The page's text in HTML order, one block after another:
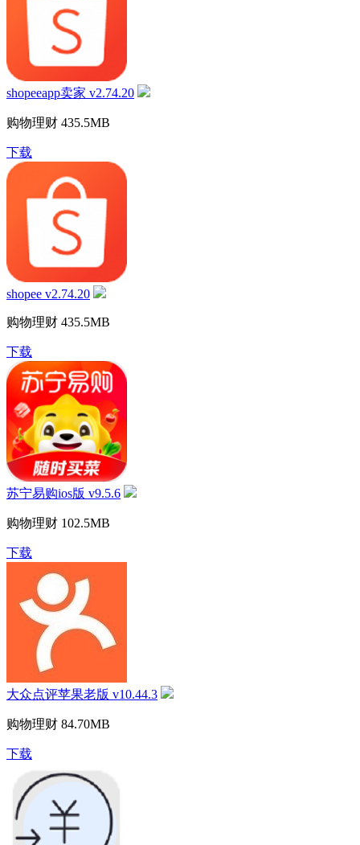
shopeeapp卖家 v2.74.20
购物理财 435.5MB
下载
shopee v2.74.20
购物理财 435.5MB
下载
苏宁易购ios版 v9.5.6
购物理财 102.5MB
下载
大众点评苹果老版 v10.44.3
购物理财 84.70MB
下载